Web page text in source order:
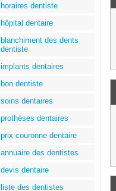
horaires dentiste
hôpital dentaire
blanchiment des dents
dentiste
implants dentaires
bon dentiste
soins dentaires
prothèses dentaires
prix couronne dentaire
annuaire des dentistes
devis dentaire
liste des dentistes